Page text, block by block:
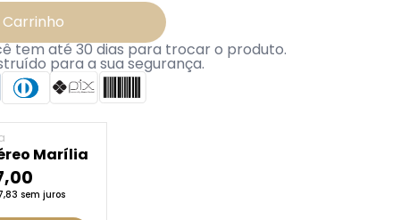
tem até 30 dias para trocar o produto.
para a sua segurança.
Marília
sem juros